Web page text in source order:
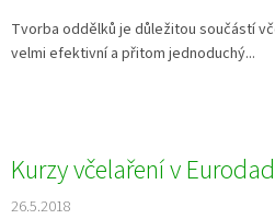
Tvorba oddělků je důležitou součástí
velmi efektivní a přitom jednoduchý...
Kurzy včelaření v
26.5.2018